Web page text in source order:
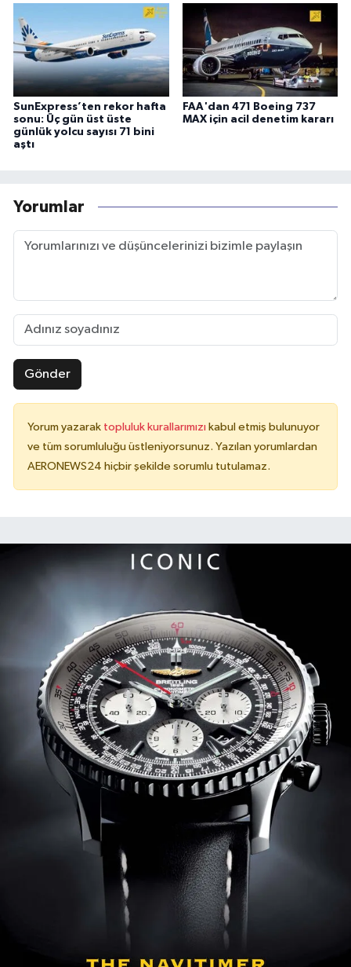
SunExpress’ten rekor hafta
sonu: Üç gün üst üste
günlük yolcu sayısı 71 bini
aştı
FAA'dan 471 Boeing 737
MAX için acil denetim kararı
Yorumlar
Gönder
Yorum yazarak topluluk kurallarımızı kabul etmiş bulunuyor
ve tüm sorumluluğu üstleniyorsunuz. Yazılan yorumlardan
AERONEWS24 hiçbir şekilde sorumlu tutulamaz.